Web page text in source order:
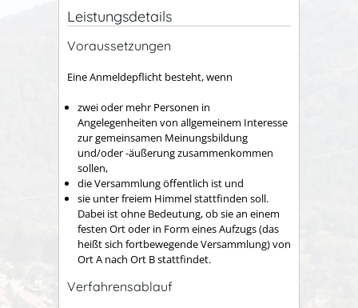
Leistungsdetails
Voraussetzungen
Eine Anmeldepflicht besteht, wenn
zwei oder mehr Personen in
Angelegenheiten von allgemeinem Interesse
zur gemeinsamen Meinungsbildung
und/oder -äußerung zusammenkommen
sollen,
die Versammlung öffentlich ist und
sie unter freiem Himmel stattfinden soll.
Dabei ist ohne Bedeutung, ob sie an einem
festen Ort oder in Form eines Aufzugs (das
heißt sich fortbewegende Versammlung) von
Ort A nach Ort B stattfindet.
Verfahrensablauf